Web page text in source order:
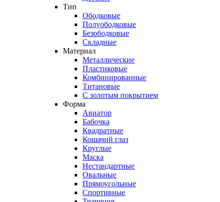
Тип
Ободковые
Полуободковые
Безободковые
Складные
Материал
Металлические
Пластиковые
Комбинированные
Титановые
С золотым покрытием
Форма
Авиатор
Бабочка
Квадратные
Кошачий глаз
Круглые
Маска
Нестандартные
Овальные
Прямоугольные
Спортивные